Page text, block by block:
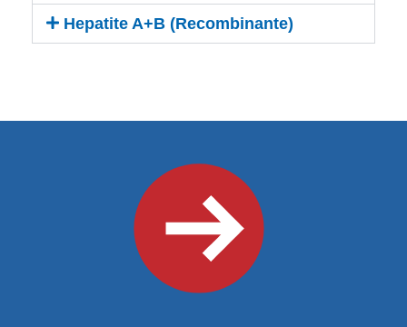
Hepatite A+B (Recombinante)